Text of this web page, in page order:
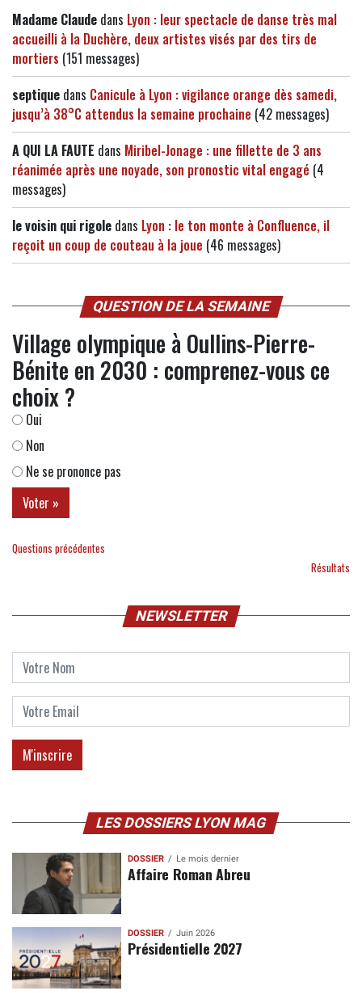
Madame Claude dans Lyon : leur spectacle de danse très mal
accueilli à la Duchère, deux artistes visés par des tirs de
mortiers (151 messages)
septique dans Canicule à Lyon : vigilance orange dès samedi,
jusqu’à 38°C attendus la semaine prochaine (42 messages)
A QUI LA FAUTE dans Miribel-Jonage : une fillette de 3 ans
réanimée après une noyade, son pronostic vital engagé (4
messages)
le voisin qui rigole dans Lyon : le ton monte à Confluence, il
reçoit un coup de couteau à la joue (46 messages)
QUESTION DE LA SEMAINE
Village olympique à Oullins-Pierre-
Bénite en 2030 : comprenez-vous ce
choix ?
Oui
Non
Ne se prononce pas
Questions précédentes
Résultats
NEWSLETTER
LES DOSSIERS LYON MAG
DOSSIER Le mois dernier
Affaire Roman Abreu
DOSSIER Juin 2026
Présidentielle 2027